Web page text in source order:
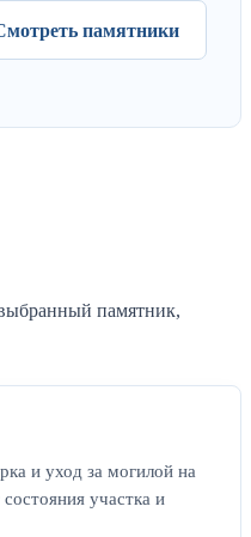
памятники
памятник,
и уход за могилой на
участка и